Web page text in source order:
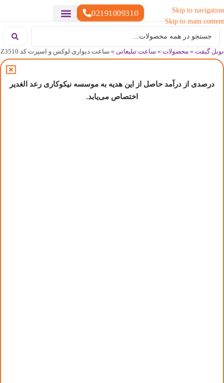
Skip to navigation
Skip to main content
02191009310
نوبل گیفت » محصولات » ساعت تبلیغاتی » ساعت دیواری لوکس و اسپرت کد Z3510
درصدی از درآمد حاصل از این هدیه به موسسه نیکوکاری رعد الغدیر
اختصاص می‌یابد.